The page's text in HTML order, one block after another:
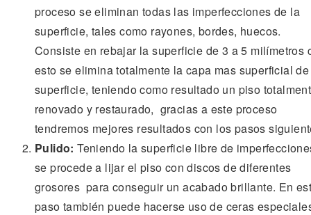
proceso se eliminan todas las imperfecciones de la
superficie, tales como rayones, bordes, huecos.
Consiste en rebajar la superficie de 3 a 5 milímetros
esto se elimina totalmente la capa mas superficial
superficie, teniendo como resultado un piso
renovado y restaurado, gracias a este proceso
tendremos mejores resultados con los pasos
Pulido: Teniendo la superficie libre de
se procede a lijar el piso con discos de diferentes
grosores para conseguir un acabado brillante. En
paso también puede hacerse uso de ceras